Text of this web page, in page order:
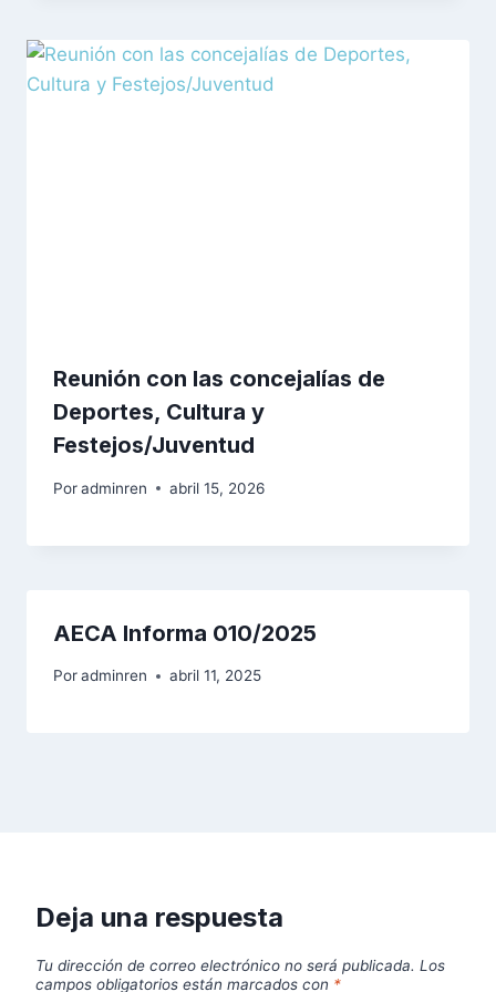
Reunión con las concejalías de
Deportes, Cultura y
Festejos/Juventud
Poradminren abril 15, 2026
AECA Informa 010/2025
Poradminren abril 11, 2025
Deja una respuesta
Tu dirección de correo electrónico no será publicada. Los
campos obligatorios están marcados con *